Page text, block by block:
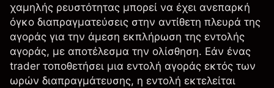
χαμηλής ρευστότητας μπορεί να έχει ανεπαρκή
όγκο διαπραγματεύσεις στην αντίθετη πλευρά της
αγοράς για την άμεση εκπλήρωση της εντολής
αγοράς, με αποτέλεσμα την ολίσθηση. Εάν ένας
trader τοποθετήσει μια εντολή αγοράς εκτός των
ωρών διαπραγμάτευσης, η εντολή εκτελείται